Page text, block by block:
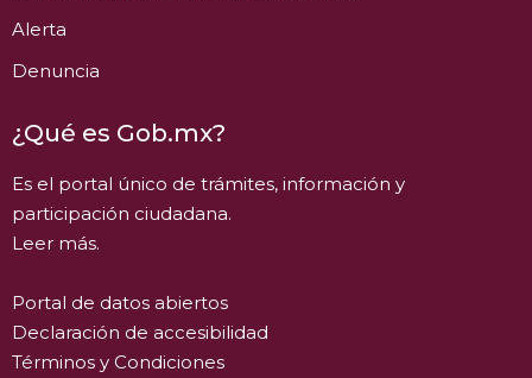
Alerta
Denuncia
¿Qué es Gob.mx?
Es el portal único de trámites, información y
participación ciudadana.
Leer más.
Portal de datos abiertos
Declaración de accesibilidad
Términos y Condiciones